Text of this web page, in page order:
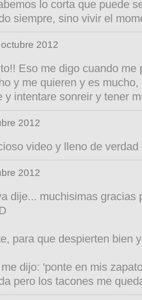
lo corta que puede
siempre, sino vivir el
octubre 2012
Eso me digo cuando me
y me quieren y es
y intentare sonreir y tener
2012
video y lleno de
2012
dije... muchisimas gracias
para que despierten bien
dijo: 'ponte en mis
pero los tacones me